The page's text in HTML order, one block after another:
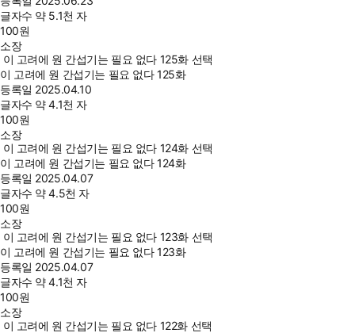
글자수 약 5.1천 자
100원
소장
이 고려에 원 간섭기는 필요 없다 125화 선택
이 고려에 원 간섭기는 필요 없다 125화
등록일 2025.04.10
글자수 약 4.1천 자
100원
소장
이 고려에 원 간섭기는 필요 없다 124화 선택
이 고려에 원 간섭기는 필요 없다 124화
등록일 2025.04.07
글자수 약 4.5천 자
100원
소장
이 고려에 원 간섭기는 필요 없다 123화 선택
이 고려에 원 간섭기는 필요 없다 123화
등록일 2025.04.07
글자수 약 4.1천 자
100원
소장
이 고려에 원 간섭기는 필요 없다 122화 선택